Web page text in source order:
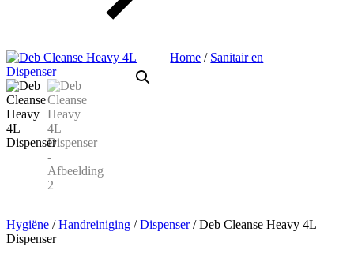
Home / Sanitair en
Hygiëne /Handreiniging /Dispenser/ Deb Cleanse Heavy 4L
Dispenser